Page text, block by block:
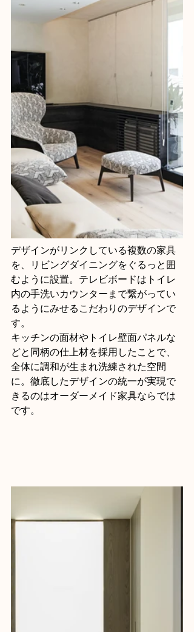
デザインがリンクしている複数の家具
を、リビングダイニングをぐるっと囲
むように設置。テレビボードはトイレ
内の手洗いカウンターまで繋がってい
るようにみせるこだわりのデザインで
す。
キッチンの面材やトイレ壁面パネルな
どと同柄の仕上材を採用したことで、
全体に調和が生まれ洗練された空間
に。徹底したデザインの統一が実現で
きるのはオーダーメイド家具ならでは
です。